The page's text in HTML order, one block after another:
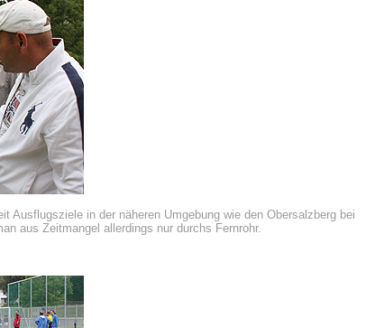
Ausflugsziele in der näheren Umgebung wie den Obersalzberg bei
aus Zeitmangel allerdings nur durchs Fernrohr.